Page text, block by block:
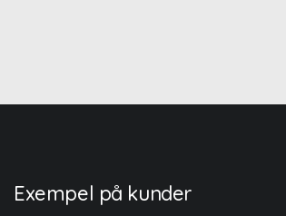
Exempel på kunder